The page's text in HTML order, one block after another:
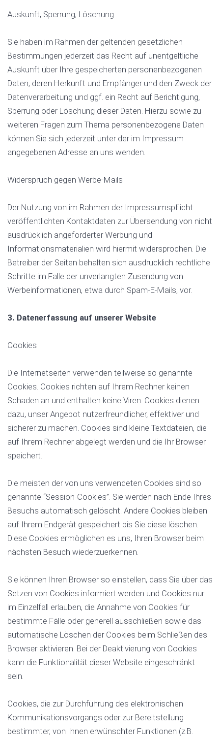
Auskunft, Sperrung, Löschung
Sie haben im Rahmen der geltenden gesetzlichen
Bestimmungen jederzeit das Recht auf unentgeltliche
Auskunft über Ihre gespeicherten personenbezogenen
Daten, deren Herkunft und Empfänger und den Zweck der
Datenverarbeitung und ggf. ein Recht auf Berichtigung,
Sperrung oder Löschung dieser Daten. Hierzu sowie zu
weiteren Fragen zum Thema personenbezogene Daten
können Sie sich jederzeit unter der im Impressum
angegebenen Adresse an uns wenden.
Widerspruch gegen Werbe-Mails
Der Nutzung von im Rahmen der Impressumspflicht
veröffentlichten Kontaktdaten zur Übersendung von nicht
ausdrücklich angeforderter Werbung und
Informationsmaterialien wird hiermit widersprochen. Die
Betreiber der Seiten behalten sich ausdrücklich rechtliche
Schritte im Falle der unverlangten Zusendung von
Werbeinformationen, etwa durch Spam-E-Mails, vor.
3. Datenerfassung auf unserer Website
Cookies
Die Internetseiten verwenden teilweise so genannte
Cookies. Cookies richten auf Ihrem Rechner keinen
Schaden an und enthalten keine Viren. Cookies dienen
dazu, unser Angebot nutzerfreundlicher, effektiver und
sicherer zu machen. Cookies sind kleine Textdateien, die
auf Ihrem Rechner abgelegt werden und die Ihr Browser
speichert.
Die meisten der von uns verwendeten Cookies sind so
genannte “Session-Cookies”. Sie werden nach Ende Ihres
Besuchs automatisch gelöscht. Andere Cookies bleiben
auf Ihrem Endgerät gespeichert bis Sie diese löschen.
Diese Cookies ermöglichen es uns, Ihren Browser beim
nächsten Besuch wiederzuerkennen.
Sie können Ihren Browser so einstellen, dass Sie über das
Setzen von Cookies informiert werden und Cookies nur
im Einzelfall erlauben, die Annahme von Cookies für
bestimmte Fälle oder generell ausschließen sowie das
automatische Löschen der Cookies beim Schließen des
Browser aktivieren. Bei der Deaktivierung von Cookies
kann die Funktionalität dieser Website eingeschränkt
sein.
Cookies, die zur Durchführung des elektronischen
Kommunikationsvorgangs oder zur Bereitstellung
bestimmter, von Ihnen erwünschter Funktionen (z.B.